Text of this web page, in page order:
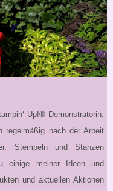
Up!® Demonstratorin.
regelmäßig nach der Arbeit
Stempeln und Stanzen
meiner Ideen und
und aktuellen Aktionen